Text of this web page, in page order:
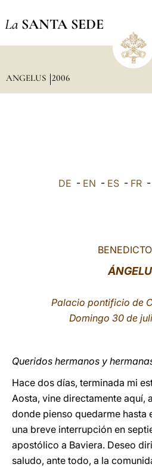
La SANTA SEDE
ANGELUS 2006
DE - EN - ES- FR-
Palacio pontificio de
Domingo 30 de
Queridos hermanos y
Hace dos días, terminada mi
Aosta, vine directamente aquí,
donde pienso quedarme hasta
una breve interrupción en
apostólico a Baviera. Deseo
saludo, ante todo, a la